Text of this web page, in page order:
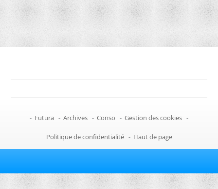
- Futura - Archives - Conso - Gestion des cookies -
Politique de confidentialité - Haut de page